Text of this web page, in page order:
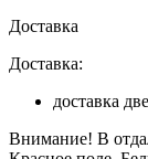
Доставка
Доставка:
доставка
Внимание! В